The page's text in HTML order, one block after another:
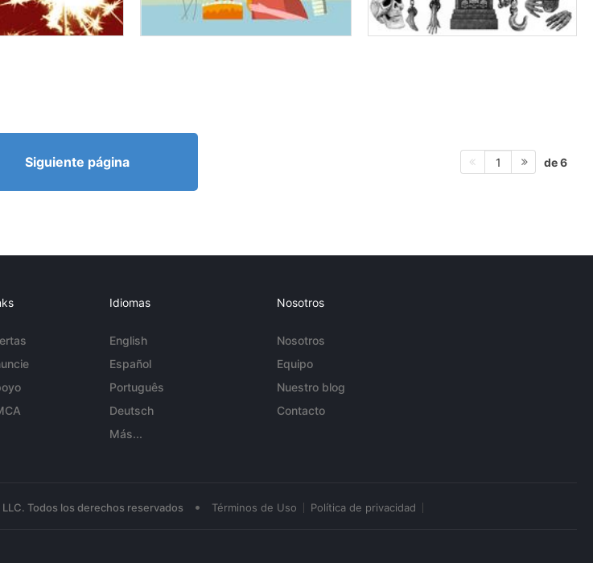
Siguiente página 1 de 6
Idiomas
English
Español
Português
Deutsch
Más...
Nosotros
Nosotros
Equipo
Nuestro blog
Contacto
Todos los derechos reservados • Términos de Uso Política de privacidad